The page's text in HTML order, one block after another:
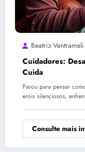
Beatriz Ventrameli
Cuidadores:
Cuida
Parou para pensar
eróis silenciosos,
Consulte mais